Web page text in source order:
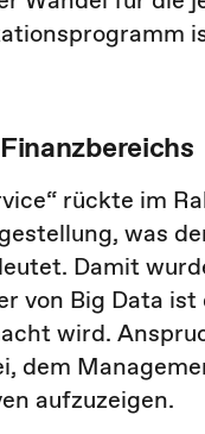
rückte im
was
Damit
von Big Data ist
wird.
dem
aufzuzeigen.